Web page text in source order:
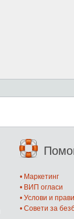
• Маркетинг
• ВИП огласи
• Услови и
• Совети за